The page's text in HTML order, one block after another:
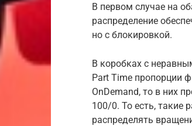
В первом случае на
распределение
но с блокировкой.
В коробках с
Part Time пропорции
OnDemand, то в них
100/0. То есть, такие
распределять